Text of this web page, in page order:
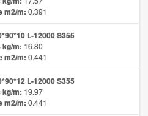
m2/m: 0.391
L-12000 S355
kg/m: 16.80
m2/m: 0.441
L-12000 S355
kg/m: 19.97
m2/m: 0.441